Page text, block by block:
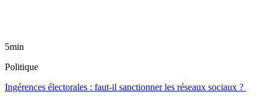
5min
Politique
Ingérences électorales : faut-il sanctionner les réseaux sociaux ?